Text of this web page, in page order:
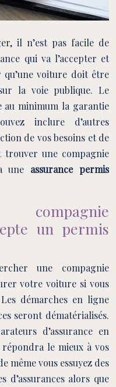
il n’est pas facile de
qui va l’accepter et
qu’une voiture doit être
la voie publique. Le
au minimum la garantie
inclure d’autres
de vos besoins et de
trouver une compagnie
une assurance permis
un permis
une compagnie
votre voiture si vous
démarches en ligne
seront dématérialisés.
d’assurance en
le mieux à vos
même vous essuyez des
d’assurances alors que